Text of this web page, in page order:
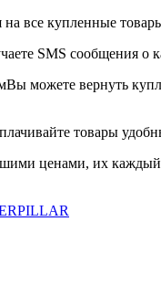
на все купленные
SMS сообщения о
Вы можете вернуть
товары
ценами, их каждый